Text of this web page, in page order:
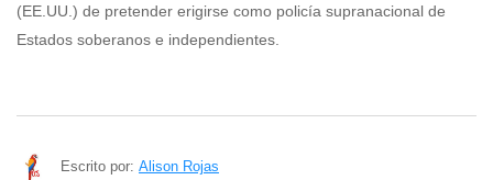
(EE.UU.) de pretender erigirse como policía supranacional de
Estados soberanos e independientes.
Escrito por: Alison Rojas